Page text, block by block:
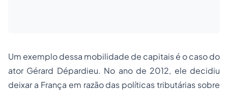
Um exemplo dessa mobilidade de capitais é o caso do
ator Gérard Dépardieu. No ano de 2012, ele decidiu
deixar a França em razão das políticas tributárias sobre